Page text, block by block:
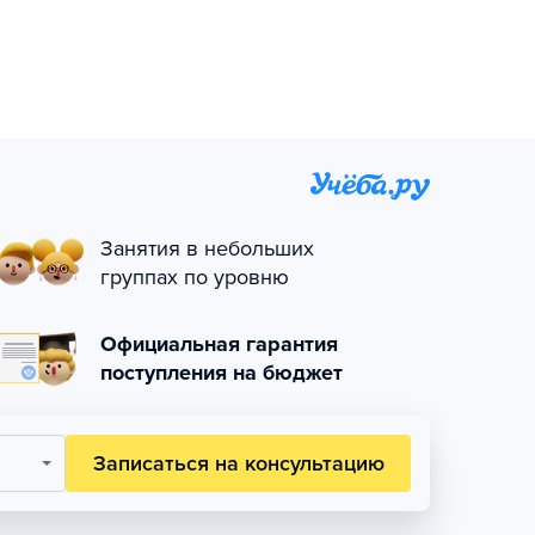
Занятия в небольших
группах по уровню
Официальная гарантия
поступления на бюджет
Записаться на консультацию